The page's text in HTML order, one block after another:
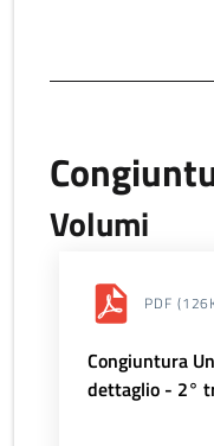
Volumi
PDF
Congiuntura
dettaglio - 2°